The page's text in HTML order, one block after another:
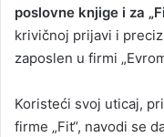
poslovne knjige i za
krivičnoj prijavi i
zaposlen u firmi
Koristeći svoj uticaj,
firme „Fit“, navodi se